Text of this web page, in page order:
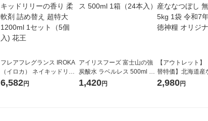
フレアフレグランス IROKA
（イロカ） ネイキッドリリ
ーの香り 柔軟剤 詰め替え 超
6,582円
アイリスフーズ 富士山の強
炭酸水 ラベルレス 500ml 1
箱（24本入）
1,420円
【アウトレット】
替特価】北海道産
し 無洗米 5kg 1袋
2,980円